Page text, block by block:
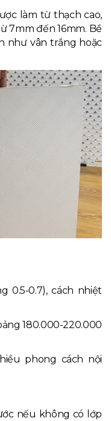
làm từ thạch cao,
7mm đến 16mm. Bề
như vân trắng hoặc
0.5-0.7), cách nhiệt
180.000-220.000
phong cách nội
nếu không có lớp